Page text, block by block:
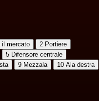
il mercato 2 Portiere
5 Difensore centrale
9 Mezzala 10 Ala destra